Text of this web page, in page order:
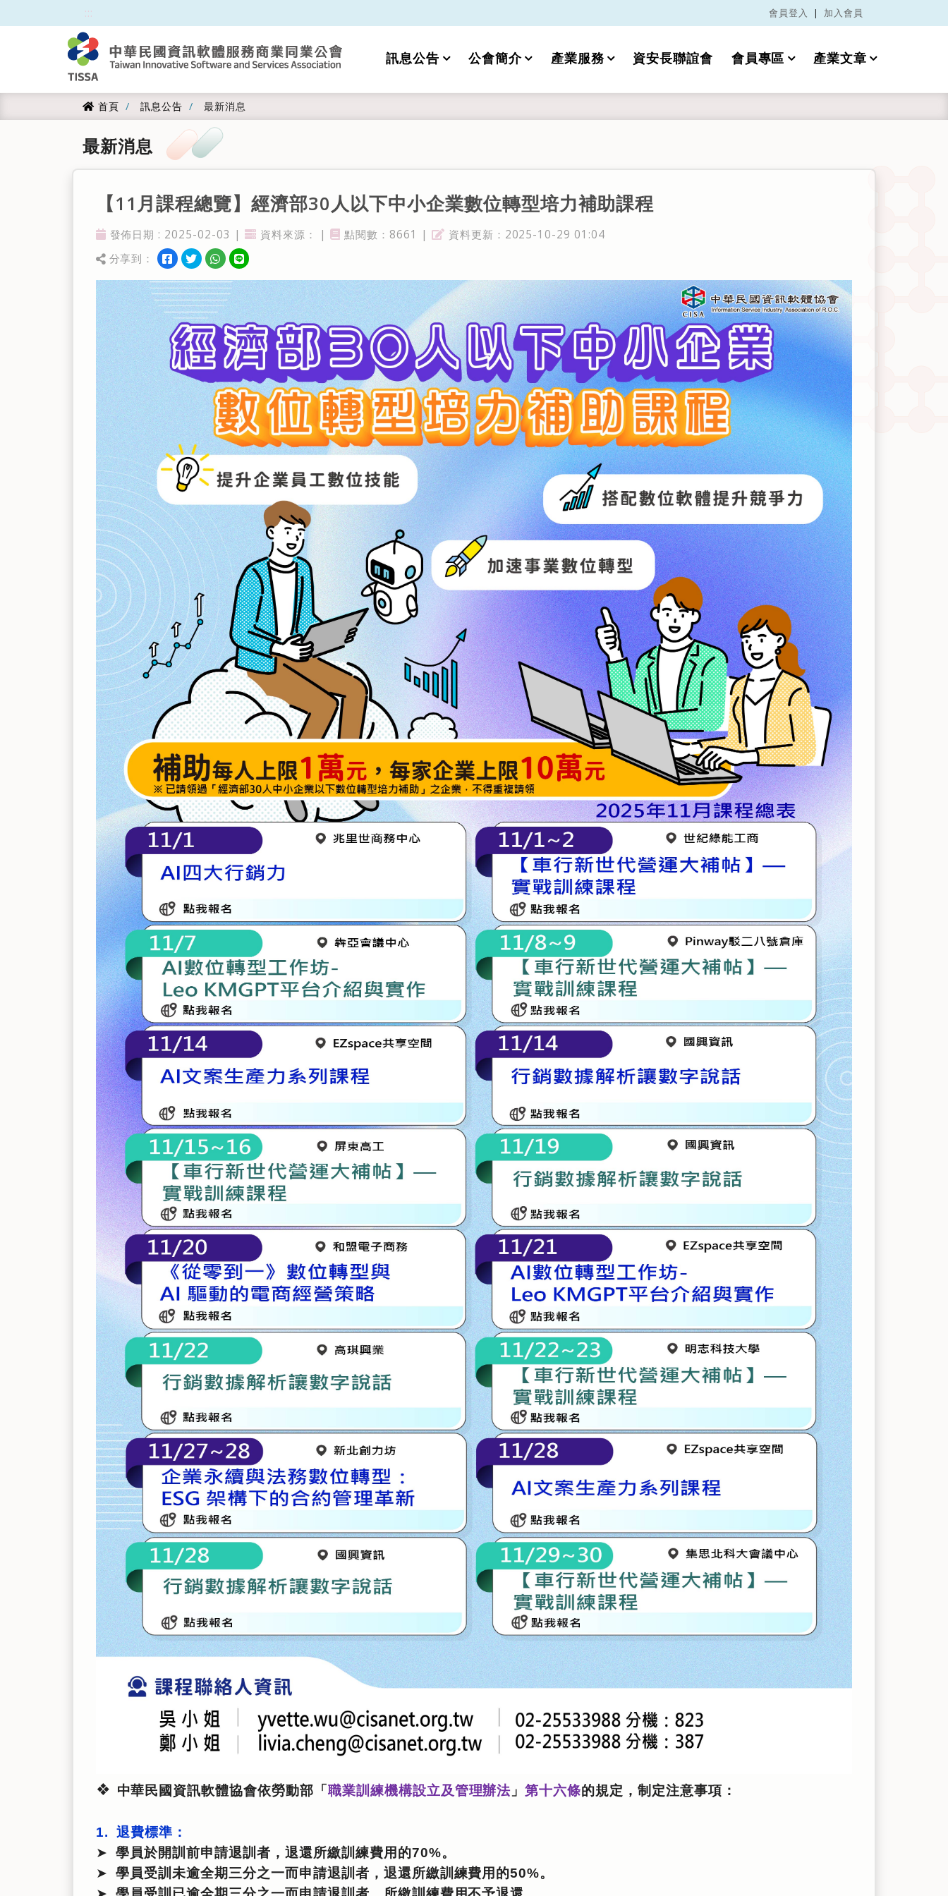
::: 會員登入 | 加入會員
訊息公告 公會簡介 產業服務 資安長聯誼會 會員專區 產業文章
首頁
首頁 訊息公告 最新消息
最新消息
【11月課程總覽】經濟部30人以下中小企業數位轉型培力補助課程
發佈日期
發佈日期 : 2025-02-03 | 資料來源
資料來源： | 點閱率
點閱數：8661 | 資料更新
資料更新：2025-10-29 01:04
分享
分享到： 分享到facebook
分享到twitter
分享到WhatsApp
分享到line
❖ 中華民國資訊軟體協會依勞動部「 職業訓練機構設立及管理辦法 」第十六條的規定，制定注意事項：
1. 退費標準：
➤ 學員於開訓前申請退訓者，退還所繳訓練費用的70%。
➤ 學員受訓未逾全期三分之一而申請退訓者，退還所繳訓練費用的50%。